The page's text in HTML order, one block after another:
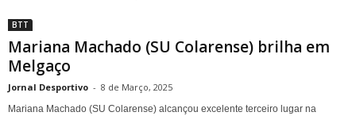
BTT
Mariana Machado (SU Colarense) brilha em
Melgaço
Jornal Desportivo - 8 de Março, 2025
Mariana Machado (SU Colarense) alcançou excelente terceiro lugar na